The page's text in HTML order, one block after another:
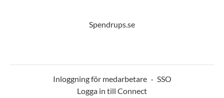
Spendrups.se
Inloggning för medarbetare · SSO
Logga in till Connect